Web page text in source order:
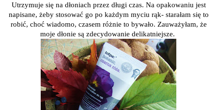
Utrzymuje się na dłoniach przez długi czas. Na opakowaniu jest
napisane, żeby stosować go po każdym myciu rąk- starałam się to
robić, choć wiadomo, czasem różnie to bywało. Zauważyłam, że
moje dłonie są zdecydowanie delikatniejsze.